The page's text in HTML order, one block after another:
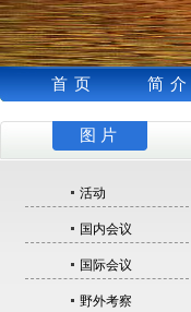
首页 简介
图片
活动
国内会议
国际会议
野外考察